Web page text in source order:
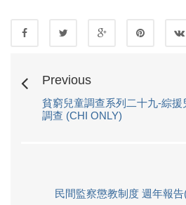
Previous
貧窮兒童調查系列二十九-綜援
調查 (CHI ONLY)
民間監察懲教制度 週年報